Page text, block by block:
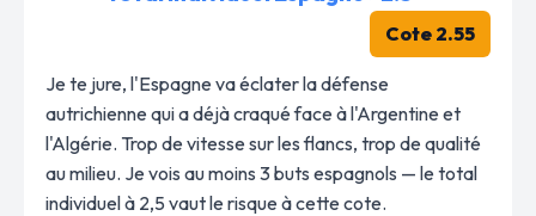
Cote 2.55
Je te jure, l'Espagne va éclater la défense
autrichienne qui a déjà craqué face à l'Argentine et
l'Algérie. Trop de vitesse sur les flancs, trop de qualité
au milieu. Je vois au moins 3 buts espagnols — le total
individuel à 2,5 vaut le risque à cette cote.